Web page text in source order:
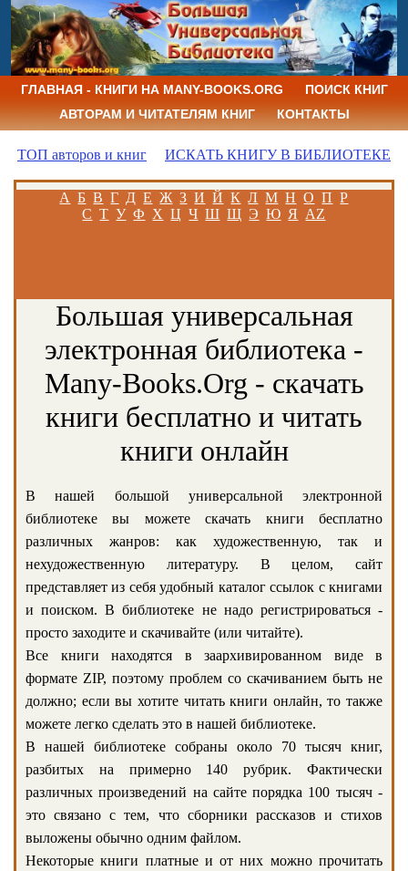
ГЛАВНАЯ - КНИГИ НА MANY-BOOKS.ORG
ПОИСК КНИГ
АВТОРАМ И ЧИТАТЕЛЯМ КНИГ
КОНТАКТЫ
ТОП авторов и книг ИСКАТЬ КНИГУ В БИБЛИОТЕКЕ
А Б В Г Д Е Ж З И Й К Л М Н О П Р
С Т У Ф Х Ц Ч Ш Щ Э Ю Я AZ
Большая универсальная
электронная библиотека -
Many-Books.Org - скачать
книги бесплатно и читать
книги онлайн
В нашей большой универсальной электронной
библиотеке вы можете скачать книги бесплатно
различных жанров: как художественную, так и
нехудожественную литературу. В целом, сайт
представляет из себя удобный каталог ссылок с книгами
и поиском. В библиотеке не надо регистрироваться -
просто заходите и скачивайте (или читайте).
Все книги находятся в заархивированном виде в
формате ZIP, поэтому проблем со скачиванием быть не
должно; если вы хотите читать книги онлайн, то также
можете легко сделать это в нашей библиотеке.
В нашей библиотеке собраны около 70 тысяч книг,
разбитых на примерно 140 рубрик. Фактически
различных произведений на сайте порядка 100 тысяч -
это связано с тем, что сборники рассказов и стихов
выложены обычно одним файлом.
Некоторые книги платные и от них можно прочитать